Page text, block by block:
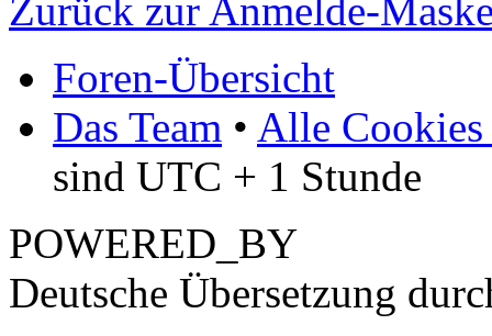
Zurück zur Anmelde-
Foren-Übersicht
Das Team • Alle Cookies
sind UTC + 1 Stunde
POWERED_BY
Deutsche Übersetzung